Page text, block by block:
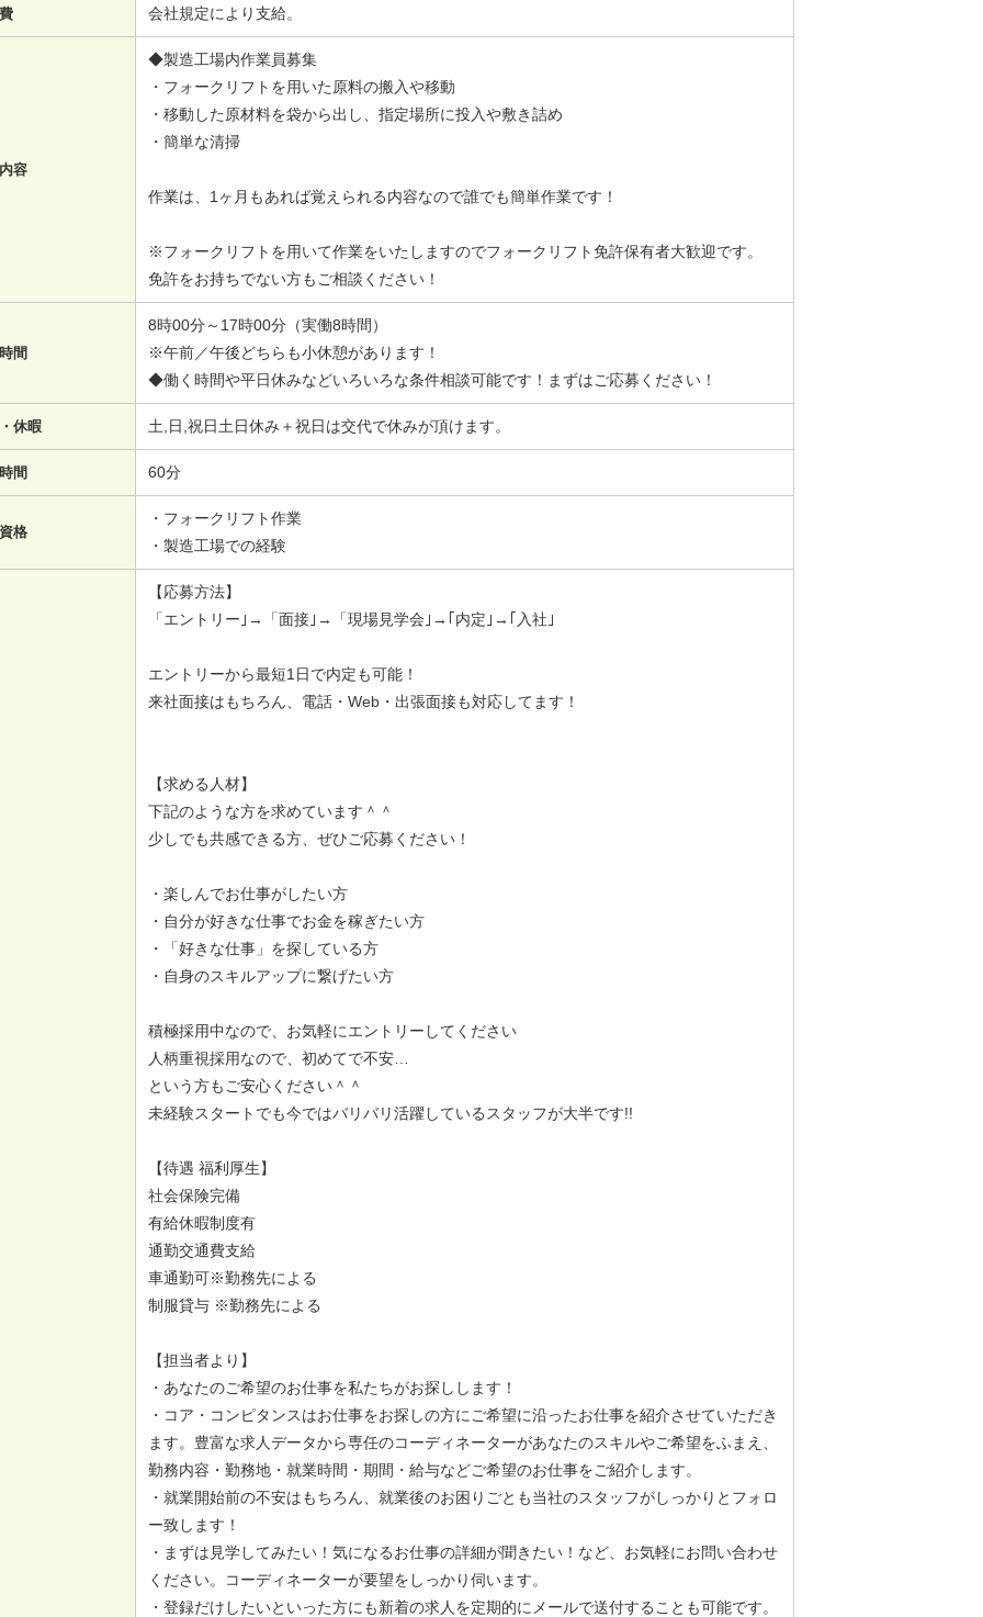
会社規定により支給。
容
◆製造工場内作業員募集
・フォークリフトを用いた原料の搬入や移動
・移動した原材料を袋から出し、指定場所に投入や敷き詰め
・簡単な清掃
作業は、1ヶ月もあれば覚えられる内容なので誰でも簡単作業です！
※フォークリフトを用いて作業をいたしますのでフォークリフト免許保有者大歓迎です。
免許をお持ちでない方もご相談ください！
間
8時00分～17時00分（実働8時間）
※午前／午後どちらも小休憩があります！
◆働く時間や平日休みなどいろいろな条件相談可能です！まずはご応募ください！
休暇 土,日,祝日土日休み＋祝日は交代で休みが頂けます。
間 60分
格
・フォークリフト作業
・製造工場での経験
【応募方法】
「エントリー｣→「面接｣→「現場見学会｣→｢内定｣→｢入社｣
エントリーから最短1日で内定も可能！
来社面接はもちろん、電話・Web・出張面接も対応してます！
【求める人材】
下記のような方を求めています＾＾
少しでも共感できる方、ぜひご応募ください！
・楽しんでお仕事がしたい方
・自分が好きな仕事でお金を稼ぎたい方
・「好きな仕事」を探している方
・自身のスキルアップに繋げたい方
積極採用中なので、お気軽にエントリーしてください
人柄重視採用なので、初めてで不安…
という方もご安心ください＾＾
未経験スタートでも今ではバリバリ活躍しているスタッフが大半です!!
【待遇 福利厚生】
社会保険完備
有給休暇制度有
通勤交通費支給
車通勤可※勤務先による
制服貸与 ※勤務先による
【担当者より】
・あなたのご希望のお仕事を私たちがお探しします！
・コア・コンピタンスはお仕事をお探しの方にご希望に沿ったお仕事を紹介させていただき
ます。豊富な求人データから専任のコーディネーターがあなたのスキルやご希望をふまえ、
勤務内容・勤務地・就業時間・期間・給与などご希望のお仕事をご紹介します。
・就業開始前の不安はもちろん、就業後のお困りごとも当社のスタッフがしっかりとフォロ
ー致します！
・まずは見学してみたい！気になるお仕事の詳細が聞きたい！など、お気軽にお問い合わせ
ください。コーディネーターが要望をしっかり伺います。
・登録だけしたいといった方にも新着の求人を定期的にメールで送付することも可能です。